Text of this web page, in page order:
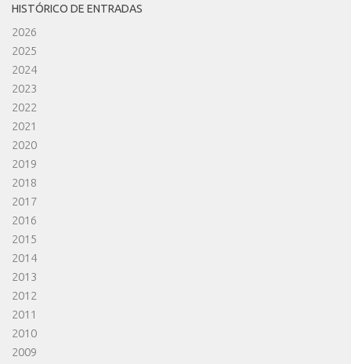
HISTÓRICO DE ENTRADAS
2026
2025
2024
2023
2022
2021
2020
2019
2018
2017
2016
2015
2014
2013
2012
2011
2010
2009